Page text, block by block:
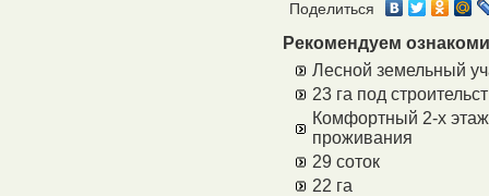
Поделиться
Рекомендуем
Лесной земельный
23 га под
Комфортный 2-х
проживания
29 соток
22 га